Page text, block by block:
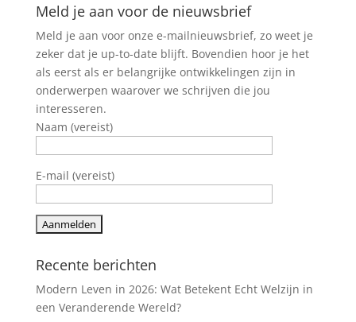
Meld je aan voor de nieuwsbrief
Meld je aan voor onze e-mailnieuwsbrief, zo weet je
zeker dat je up-to-date blijft. Bovendien hoor je het
als eerst als er belangrijke ontwikkelingen zijn in
onderwerpen waarover we schrijven die jou
interesseren.
Naam (vereist)
E-mail (vereist)
Recente berichten
Modern Leven in 2026: Wat Betekent Echt Welzijn in
een Veranderende Wereld?